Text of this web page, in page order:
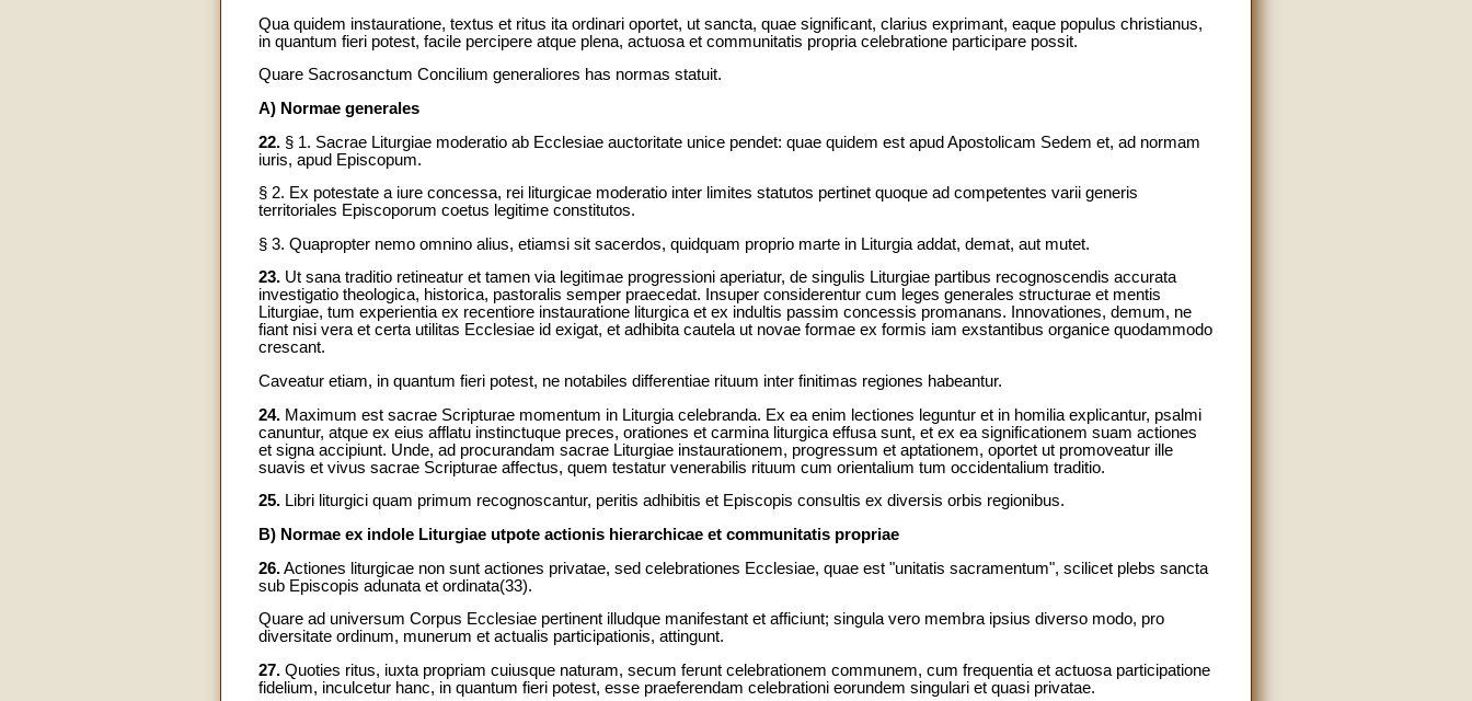
Qua quidem instauratione, textus et ritus ita ordinari oportet, ut sancta, quae significant, clarius exprimant, eaque populus christianus,
in quantum fieri potest, facile percipere atque plena, actuosa et communitatis propria celebratione participare possit.
Quare Sacrosanctum Concilium generaliores has normas statuit.
A) Normae generales
22. § 1. Sacrae Liturgiae moderatio ab Ecclesiae auctoritate unice pendet: quae quidem est apud Apostolicam Sedem et, ad normam
iuris, apud Episcopum.
§ 2. Ex potestate a iure concessa, rei liturgicae moderatio inter limites statutos pertinet quoque ad competentes varii generis
territoriales Episcoporum coetus legitime constitutos.
§ 3. Quapropter nemo omnino alius, etiamsi sit sacerdos, quidquam proprio marte in Liturgia addat, demat, aut mutet.
23. Ut sana traditio retineatur et tamen via legitimae progressioni aperiatur, de singulis Liturgiae partibus recognoscendis accurata
investigatio theologica, historica, pastoralis semper praecedat. Insuper considerentur cum leges generales structurae et mentis
Liturgiae, tum experientia ex recentiore instauratione liturgica et ex indultis passim concessis promanans. Innovationes, demum, ne
fiant nisi vera et certa utilitas Ecclesiae id exigat, et adhibita cautela ut novae formae ex formis iam exstantibus organice quodammodo
crescant.
Caveatur etiam, in quantum fieri potest, ne notabiles differentiae rituum inter finitimas regiones habeantur.
24. Maximum est sacrae Scripturae momentum in Liturgia celebranda. Ex ea enim lectiones leguntur et in homilia explicantur, psalmi
canuntur, atque ex eius afflatu instinctuque preces, orationes et carmina liturgica effusa sunt, et ex ea significationem suam actiones
et signa accipiunt. Unde, ad procurandam sacrae Liturgiae instaurationem, progressum et aptationem, oportet ut promoveatur ille
suavis et vivus sacrae Scripturae affectus, quem testatur venerabilis rituum cum orientalium tum occidentalium traditio.
25. Libri liturgici quam primum recognoscantur, peritis adhibitis et Episcopis consultis ex diversis orbis regionibus.
B) Normae ex indole Liturgiae utpote actionis hierarchicae et communitatis propriae
26.Actiones liturgicae non sunt actiones privatae, sed celebrationes Ecclesiae, quae est "unitatis sacramentum", scilicet plebs sancta
sub Episcopis adunata et ordinata(33).
Quare ad universum Corpus Ecclesiae pertinent illudque manifestant et afficiunt; singula vero membra ipsius diverso modo, pro
diversitate ordinum, munerum et actualis participationis, attingunt.
27. Quoties ritus, iuxta propriam cuiusque naturam, secum ferunt celebrationem communem, cum frequentia et actuosa participatione
fidelium, inculcetur hanc, in quantum fieri potest, esse praeferendam celebrationi eorundem singulari et quasi privatae.